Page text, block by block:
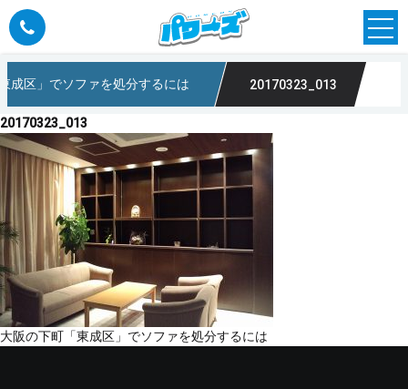
成区」でソファを処分するには 20170323_013
20170323_013
投
大阪の下町「東成区」でソファを処分するには